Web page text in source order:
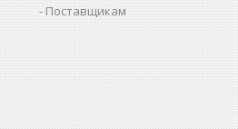
Поставщикам